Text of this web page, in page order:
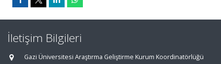
İletişim Bilgileri
Gazi Üniversitesi Araştırma Geliştirme Kurum Koordinatörlüğü